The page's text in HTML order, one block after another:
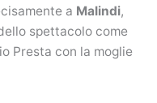
a Malindi,
spettacolo come
Presta con la moglie